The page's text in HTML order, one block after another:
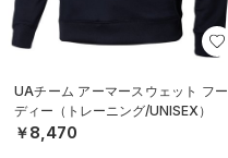
UAチーム アーマースウェット フー
ディー（トレーニング/UNISEX）
￥8,470